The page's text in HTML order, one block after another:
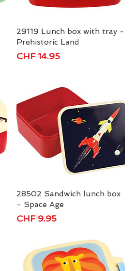
Schnellansicht
29119 Lunch box with tray -
Prehistoric Land
Preis
CHF 14.95
Schnellansicht
28502 Sandwich lunch box
- Space Age
Preis
CHF 9.95